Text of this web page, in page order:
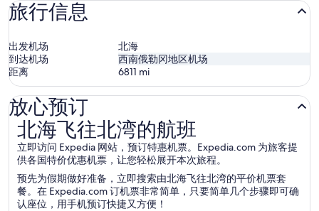
旅行信息
出发机场
北海
到达机场
西南俄勒冈地区机场
距离
6811 mi
放心预订
北海飞往北湾的航班
立即访问 Expedia 网站，预订特惠机票。Expedia.com 为旅客提
供各国特价优惠机票，让您轻松展开本次旅程。
预先为假期做好准备，立即搜索由北海飞往北湾的平价机票套
餐。在 Expedia.com 订机票非常简单，只要简单几个步骤即可确
认座位，用手机预订快捷又方便！
北海飞往北湾的航班